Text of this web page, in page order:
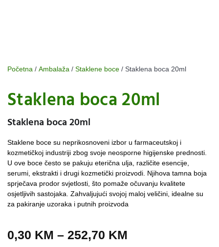
Početna / Ambalaža / Staklene boce / Staklena boca 20ml
Staklena boca 20ml
Staklena boca 20ml
Staklene boce su neprikosnoveni izbor u farmaceutskoj i
kozmetičkoj industriji zbog svoje neosporne higijenske prednosti.
U ove boce često se pakuju eterična ulja, različite esencije,
serumi, ekstrakti i drugi kozmetički proizvodi. Njihova tamna boja
sprječava prodor svjetlosti, što pomaže očuvanju kvalitete
osjetljivih sastojaka. Zahvaljujući svojoj maloj veličini, idealne su
za pakiranje uzoraka i putnih proizvoda
0,30 KM – 252,70 KM